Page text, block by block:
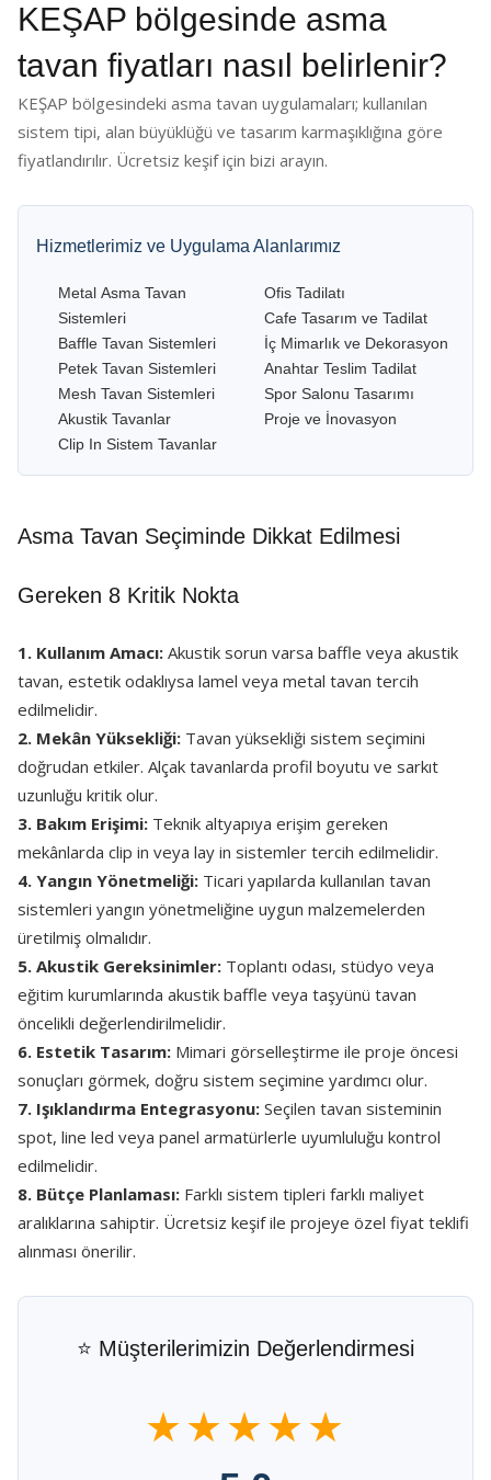
KEŞAP bölgesinde asma
tavan fiyatları nasıl belirlenir?
KEŞAP bölgesindeki asma tavan uygulamaları; kullanılan
sistem tipi, alan büyüklüğü ve tasarım karmaşıklığına göre
fiyatlandırılır. Ücretsiz keşif için bizi arayın.
Hizmetlerimiz ve Uygulama Alanlarımız
Metal Asma Tavan
Sistemleri
Baffle Tavan Sistemleri
Petek Tavan Sistemleri
Mesh Tavan Sistemleri
Akustik Tavanlar
Clip In Sistem Tavanlar
Ofis Tadilatı
Cafe Tasarım ve Tadilat
İç Mimarlık ve Dekorasyon
Anahtar Teslim Tadilat
Spor Salonu Tasarımı
Proje ve İnovasyon
Asma Tavan Seçiminde Dikkat Edilmesi
Gereken 8 Kritik Nokta
1. Kullanım Amacı: Akustik sorun varsa baffle veya akustik
tavan, estetik odaklıysa lamel veya metal tavan tercih
edilmelidir.
2. Mekân Yüksekliği: Tavan yüksekliği sistem seçimini
doğrudan etkiler. Alçak tavanlarda profil boyutu ve sarkıt
uzunluğu kritik olur.
3. Bakım Erişimi: Teknik altyapıya erişim gereken
mekânlarda clip in veya lay in sistemler tercih edilmelidir.
4. Yangın Yönetmeliği: Ticari yapılarda kullanılan tavan
sistemleri yangın yönetmeliğine uygun malzemelerden
üretilmiş olmalıdır.
5. Akustik Gereksinimler: Toplantı odası, stüdyo veya
eğitim kurumlarında akustik baffle veya taşyünü tavan
öncelikli değerlendirilmelidir.
6. Estetik Tasarım: Mimari görselleştirme ile proje öncesi
sonuçları görmek, doğru sistem seçimine yardımcı olur.
7. Işıklandırma Entegrasyonu: Seçilen tavan sisteminin
spot, line led veya panel armatürlerle uyumluluğu kontrol
edilmelidir.
8. Bütçe Planlaması: Farklı sistem tipleri farklı maliyet
aralıklarına sahiptir. Ücretsiz keşif ile projeye özel fiyat teklifi
alınması önerilir.
⭐ Müşterilerimizin Değerlendirmesi
★★★★★